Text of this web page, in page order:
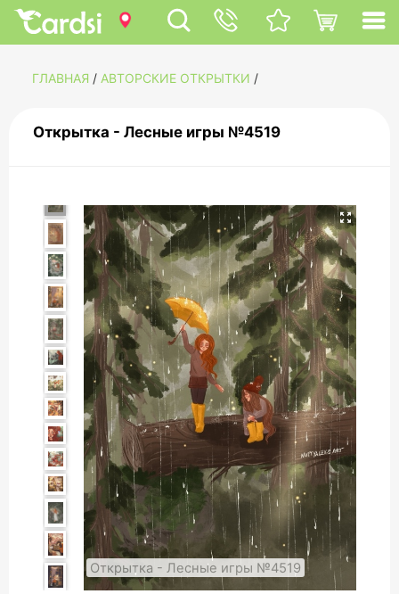
ГЛАВНАЯ / АВТОРСКИЕ ОТКРЫТКИ /
Открытка - Лесные игры №4519
Открытка - Лесные игры №4519